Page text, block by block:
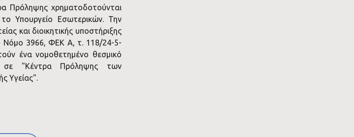
Πρόληψης χρηματοδοτούνται
Υπουργείο Εσωτερικών. Την
και διοικητικής υποστήριξης
3966, ΦΕΚ Α, τ. 118/24-5-
ένα νομοθετημένο θεσμικό
σε "Κέντρα Πρόληψης των
Υγείας".